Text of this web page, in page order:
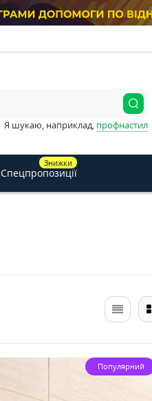
Я шукаю, наприклад, профнастил
Популярний
Знижки
Спецпропозиції